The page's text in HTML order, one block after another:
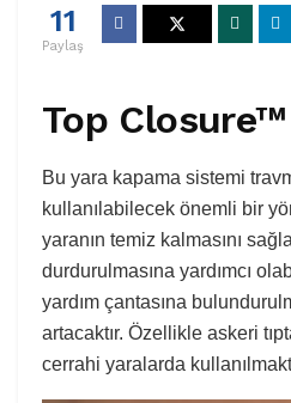
11
Paylaş
Top
Bu yara kapama sistemi
kullanılabilecek önemli bir
yaranın temiz kalmasını
durdurulmasına yardımcı
yardım çantasına
artacaktır. Özellikle askeri
cerrahi yaralarda